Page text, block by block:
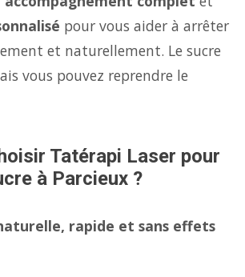
pour vous aider à arrêter
et naturellement. Le sucre
vous pouvez reprendre le
Tatérapi Laser pour
à Parcieux ?
rapide et sans effets